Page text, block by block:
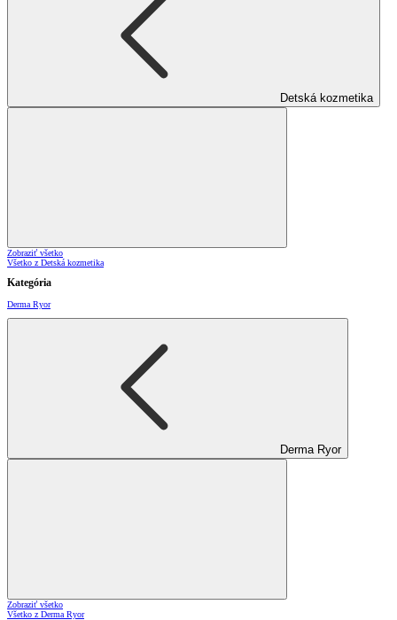
Detská kozmetika
Zobraziť všetko
Všetko z Detská kozmetika
Kategória
Derma Ryor
Derma Ryor
Zobraziť všetko
Všetko z Derma Ryor